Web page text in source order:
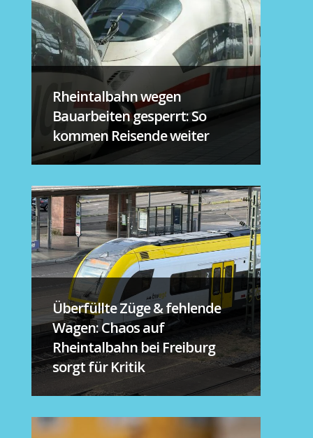
Rheintalbahn wegen
Bauarbeiten gesperrt: So
kommen Reisende weiter
Überfüllte Züge & fehlende
Wagen: Chaos auf
Rheintalbahn bei Freiburg
sorgt für Kritik